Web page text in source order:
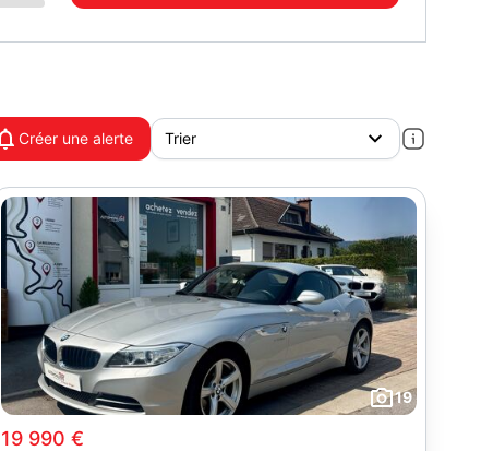
Créer une alerte
19
19 990 €